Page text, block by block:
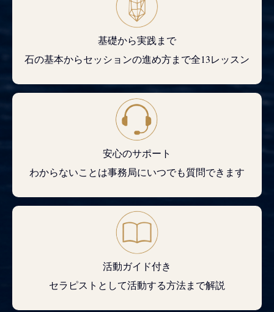
基礎から実践まで
石の基本からセッションの進め方まで全13レッスン
安心のサポート
わからないことは事務局にいつでも質問できます
活動ガイド付き
セラピストとして活動する方法まで解説